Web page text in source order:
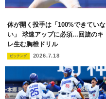
体が開く投手は「100%できていな
い」 球速アップに必須...回旋のキ
レ生む胸椎ドリル
ピッチング 2026.7.18